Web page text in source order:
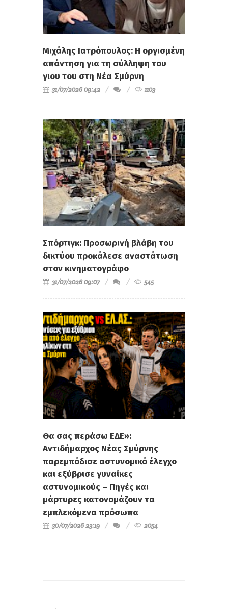
Μιχάλης Ιατρόπουλος: Η οργισμένη
απάντηση για τη σύλληψη του
γιου του στη Νέα Σμύρνη
31/07/2026 09:42 1103
Σπόρτιγκ: Προσωρινή βλάβη του
δικτύου προκάλεσε αναστάτωση
στον κινηματογράφο
31/07/2026 09:07 545
Θα σας περάσω ΕΔΕ»:
Αντιδήμαρχος Νέας Σμύρνης
παρεμπόδισε αστυνομικό έλεγχο
και εξύβρισε γυναίκες
αστυνομικούς – Πηγές και
μάρτυρες κατονομάζουν τα
εμπλεκόμενα πρόσωπα
30/07/2026 23:19 2054